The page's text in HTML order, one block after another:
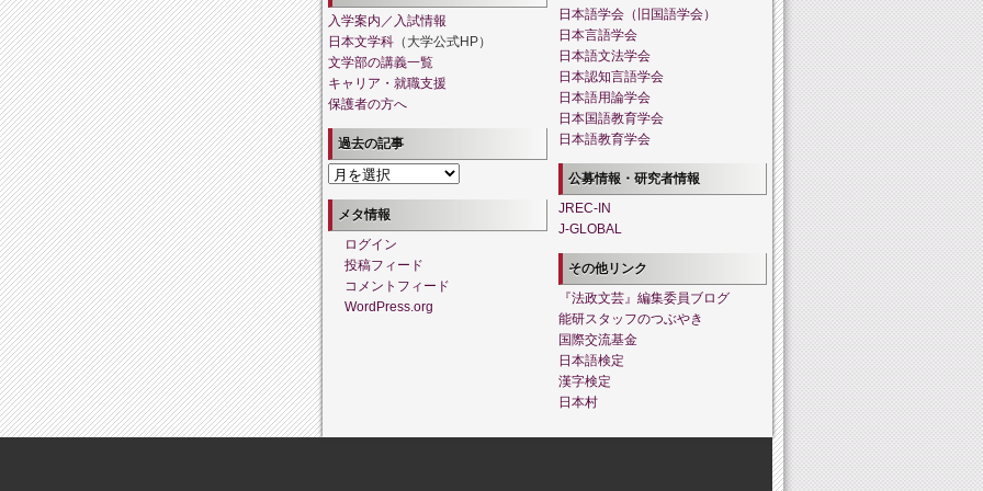
入学案内／入試情報
日本文学科 （大学公式HP）
文学部の講義一覧
キャリア・就職支援
保護者の方へ
過去の記事
過
記
メタ情報
ログイン
投稿フィード
コメントフィード
WordPress.org
日本語学会（旧国語学会）
日本言語学会
日本語文法学会
日本認知言語学会
日本語用論学会
日本国語教育学会
日本語教育学会
公募情報・研究者情報
JREC-IN
J-GLOBAL
その他リンク
『法政文芸』編集委員ブログ
能研スタッフのつぶやき
国際交流基金
日本語検定
漢字検定
日本村